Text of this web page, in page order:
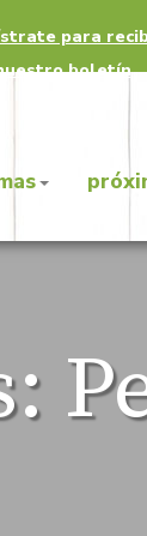
para
boletín